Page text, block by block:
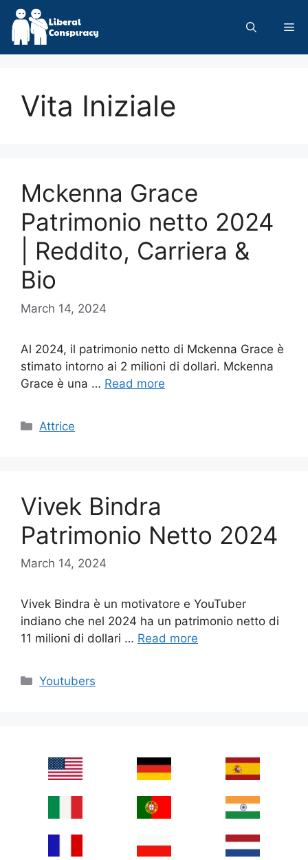
Skip
content
Vita Iniziale
Mckenna Grace
Patrimonio netto 2024
| Reddito, Carriera &
Bio
March 14, 2024
Al 2024, il patrimonio netto di Mckenna Grace è
stimato intorno ai 2 milioni di dollari. Mckenna
Grace è una … Read more
Categories
Attrice
Vivek Bindra
Patrimonio Netto 2024
March 14, 2024
Vivek Bindra è un motivatore e YouTuber
indiano che nel 2024 ha un patrimonio netto di
11 milioni di dollari … Read more
Categories
Youtubers